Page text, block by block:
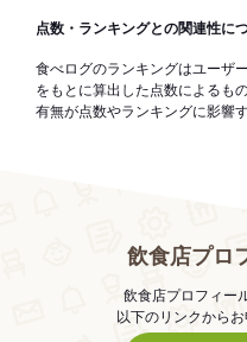
点数・ランキングとの関連性に
食べログのランキングはユーザ
をもとに算出した点数によるも
有無が点数やランキングに影響
飲食店プロ
飲食店プロフィー
以下のリンクから